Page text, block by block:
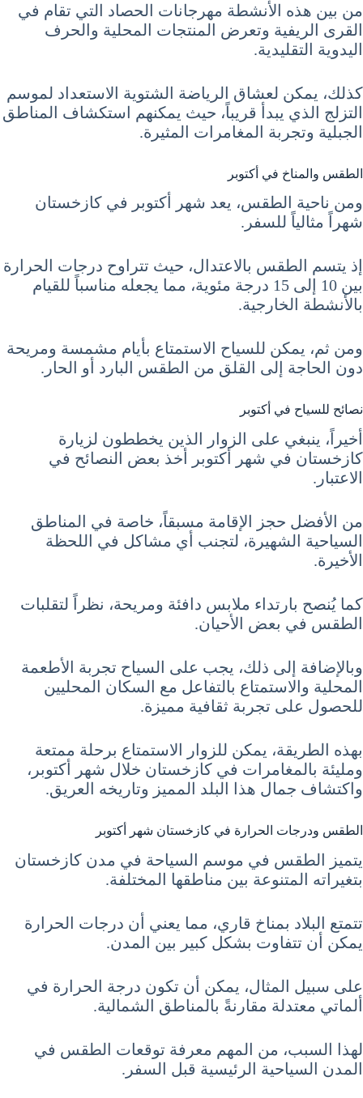
من بين هذه الأنشطة مهرجانات الحصاد التي تقام في
القرى الريفية وتعرض المنتجات المحلية والحرف
اليدوية التقليدية.
كذلك، يمكن لعشاق الرياضة الشتوية الاستعداد لموسم
التزلج الذي يبدأ قريباً، حيث يمكنهم استكشاف المناطق
الجبلية وتجربة المغامرات المثيرة.
الطقس والمناخ في أكتوبر
ومن ناحية الطقس، يعد شهر أكتوبر في كازخستان
شهراً مثالياً للسفر.
إذ يتسم الطقس بالاعتدال، حيث تتراوح درجات الحرارة
بين 10 إلى 15 درجة مئوية، مما يجعله مناسباً للقيام
بالأنشطة الخارجية.
ومن ثم، يمكن للسياح الاستمتاع بأيام مشمسة ومريحة
دون الحاجة إلى القلق من الطقس البارد أو الحار.
نصائح للسياح في أكتوبر
أخيراً، ينبغي على الزوار الذين يخططون لزيارة
كازخستان في شهر أكتوبر أخذ بعض النصائح في
الاعتبار.
من الأفضل حجز الإقامة مسبقاً، خاصة في المناطق
السياحية الشهيرة، لتجنب أي مشاكل في اللحظة
الأخيرة.
كما يُنصح بارتداء ملابس دافئة ومريحة، نظراً لتقلبات
الطقس في بعض الأحيان.
وبالإضافة إلى ذلك، يجب على السياح تجربة الأطعمة
المحلية والاستمتاع بالتفاعل مع السكان المحليين
للحصول على تجربة ثقافية مميزة.
بهذه الطريقة، يمكن للزوار الاستمتاع برحلة ممتعة
ومليئة بالمغامرات في كازخستان خلال شهر أكتوبر،
واكتشاف جمال هذا البلد المميز وتاريخه العريق.
الطقس ودرجات الحرارة في كازخستان شهر أكتوبر
يتميز الطقس في موسم السياحة في مدن كازخستان
بتغيراته المتنوعة بين مناطقها المختلفة.
تتمتع البلاد بمناخ قاري، مما يعني أن درجات الحرارة
يمكن أن تتفاوت بشكل كبير بين المدن.
على سبيل المثال، يمكن أن تكون درجة الحرارة في
ألماتي معتدلة مقارنةً بالمناطق الشمالية.
لهذا السبب، من المهم معرفة توقعات الطقس في
المدن السياحية الرئيسية قبل السفر.